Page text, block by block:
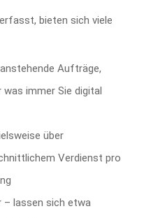
bieten sich viele
Aufträge,
was immer Sie digital
über
Verdienst pro
– lassen sich etwa